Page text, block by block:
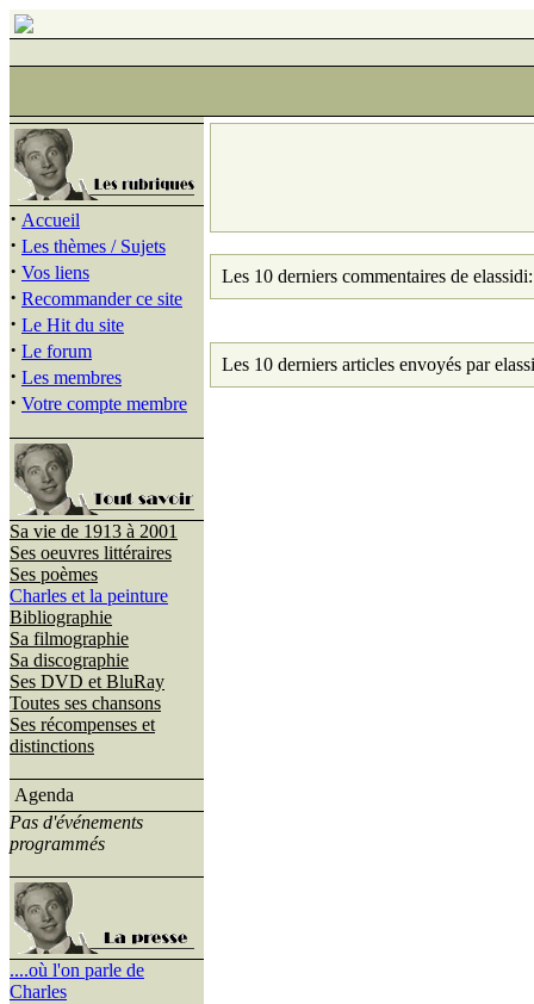
· Accueil
· Les thèmes / Sujets
· Vos liens
· Recommander ce site
· Le Hit du site
· Le forum
· Les membres
· Votre compte membre
Sa vie de 1913 à 2001
Ses oeuvres littéraires
Ses poèmes
Charles et la peinture
Bibliographie
Sa filmographie
Sa discographie
Ses DVD et BluRay
Toutes ses chansons
Ses récompenses et
distinctions
Agenda
Pas d'événements
programmés
....où l'on parle de
Charles
Les 10 derniers commentaires de elassidi:
Les 10 derniers articles envoyés par